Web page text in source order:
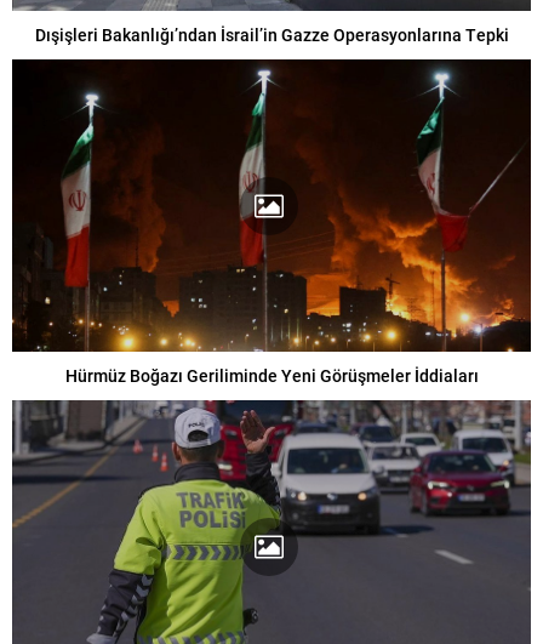
Dışişleri Bakanlığı’ndan İsrail’in Gazze Operasyonlarına Tepki
Hürmüz Boğazı Geriliminde Yeni Görüşmeler İddiaları